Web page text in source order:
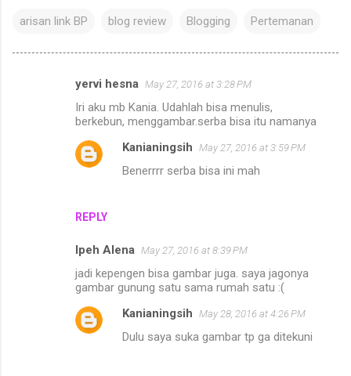
arisan link BP blog review Blogging Pertemanan
yervi hesna May 27, 2016 at 3:28 PM
Iri aku mb Kania. Udahlah bisa menulis,
berkebun, menggambar.serba bisa itu namanya
REPLY
Kanianingsih May 27, 2016 at 3:59 PM
Benerrrr serba bisa ini mah
Ipeh Alena May 27, 2016 at 8:39 PM
jadi kepengen bisa gambar juga. saya jagonya
gambar gunung satu sama rumah satu :(
Kanianingsih May 28, 2016 at 4:26 PM
Dulu saya suka gambar tp ga ditekuni